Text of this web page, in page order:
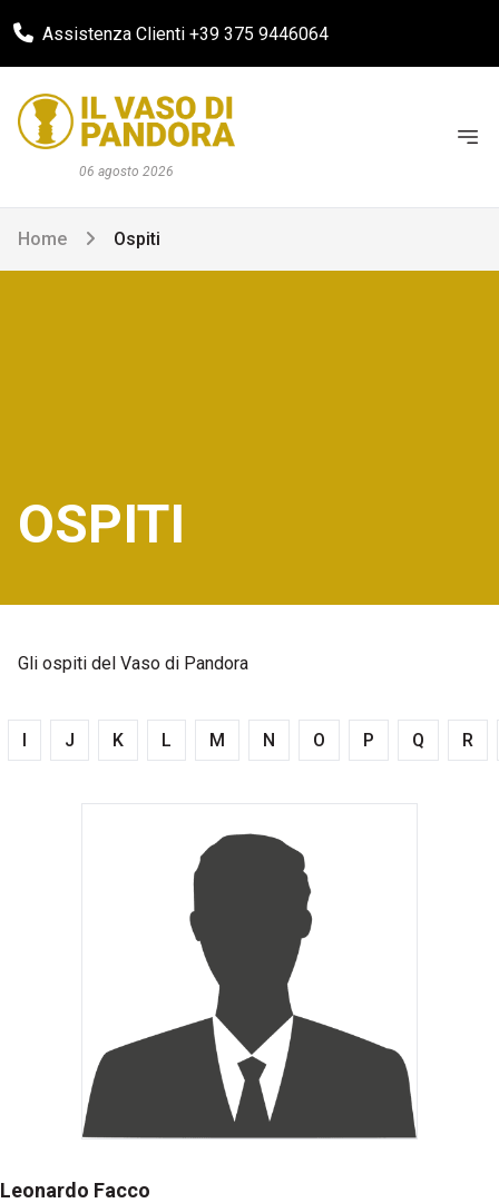
Assistenza Clienti +39 375 9446064
06 agosto 2026
Home Ospiti
OSPITI
Gli ospiti del Vaso di Pandora
I J K L M N O P Q R
Leonardo Facco